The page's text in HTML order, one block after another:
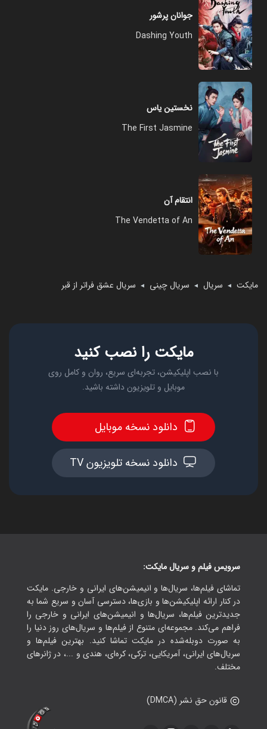
جوانان پرشور
Dashing Youth
نخستین یاس
The First Jasmine
انتقام آن
The Vendetta of An
مایکت ◄ سریال ◄ سریال چینی ◄ سریال عشق فراتر از قبر
مایکت را نصب کنید
با نصب اپلیکیشن، تجربه‌ای سریع، روان و کامل روی
موبایل و تلویزیون داشته باشید.
دانلود نسخه موبایل
دانلود نسخه تلویزیون TV
سرویس فیلم و سریال مایکت:
تماشای فیلم‌ها، سریال‌ها و انیمیشن‌های ایرانی و خارجی. مایکت
در کنار ارائه اپلیکیشن‌ها و بازی‌ها، دسترسی آسان و سریع شما به
جدیدترین فیلم‌ها، سریال‌ها و انیمیشن‌های ایرانی و خارجی را
فراهم می‌کند. مجموعه‌ای متنوع از فیلم‌ها و سریال‌های روز دنیا را
به صورت دوبله‌شده در مایکت تماشا کنید. بهترین فیلم‌ها و
سریال‌های ایرانی، آمریکایی، ترکی، کره‌ای، هندی و ...، در ژانرهای
مختلف.
قانون حق نشر (DMCA)